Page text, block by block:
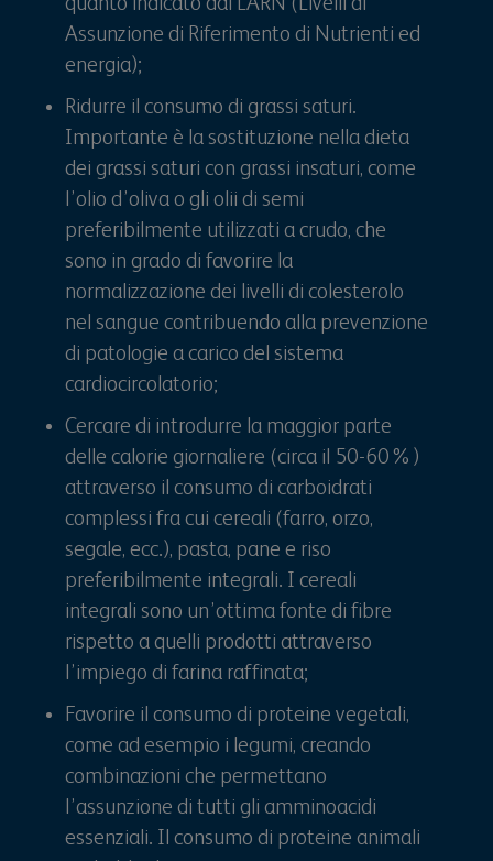
quanto indicato dai LARN (Livelli di
Assunzione di Riferimento di Nutrienti ed
energia);
Ridurre il consumo di grassi saturi.
Importante è la sostituzione nella dieta
dei grassi saturi con grassi insaturi, come
l’olio d’oliva o gli olii di semi
preferibilmente utilizzati a crudo, che
sono in grado di favorire la
normalizzazione dei livelli di colesterolo
nel sangue contribuendo alla prevenzione
di patologie a carico del sistema
cardiocircolatorio;
Cercare di introdurre la maggior parte
delle calorie giornaliere (circa il 50-60%)
attraverso il consumo di carboidrati
complessi fra cui cereali (farro, orzo,
segale, ecc.), pasta, pane e riso
preferibilmente integrali. I cereali
integrali sono un’ottima fonte di fibre
rispetto a quelli prodotti attraverso
l’impiego di farina raffinata;
Favorire il consumo di proteine vegetali,
come ad esempio i legumi, creando
combinazioni che permettano
l’assunzione di tutti gli amminoacidi
essenziali. Il consumo di proteine animali